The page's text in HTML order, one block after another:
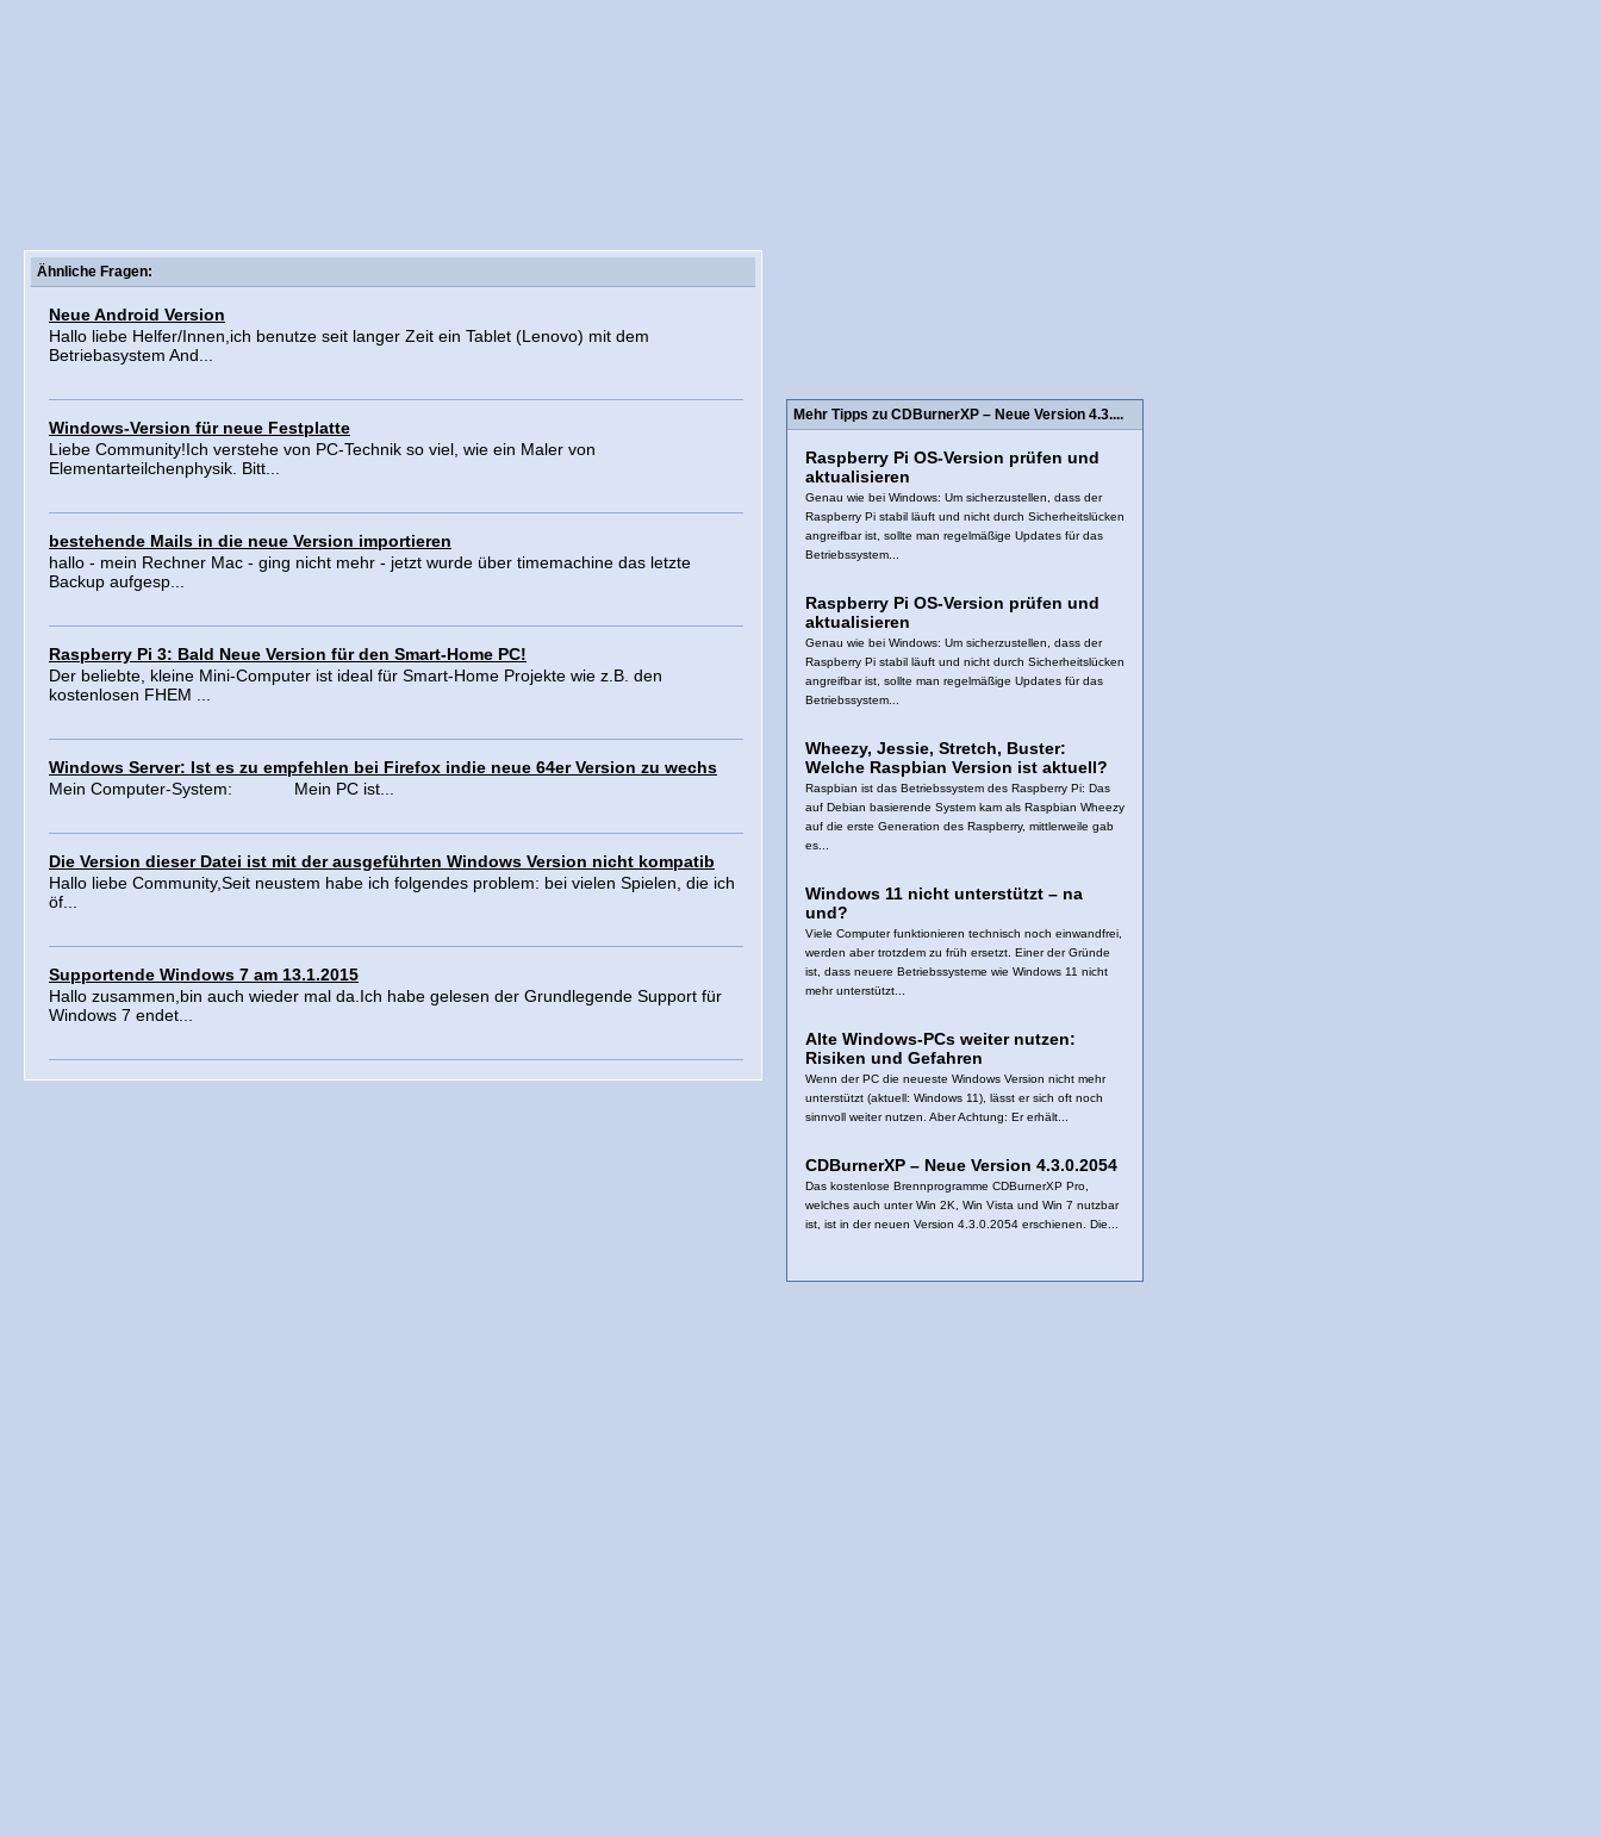
Ähnliche Fragen:
Neue Android Version
Hallo liebe Helfer/Innen,ich benutze seit langer Zeit ein Tablet (Lenovo) mit dem
Betriebasystem And...
Windows-Version für neue Festplatte
Liebe Community!Ich verstehe von PC-Technik so viel, wie ein Maler von
Elementarteilchenphysik. Bitt...
bestehende Mails in die neue Version importieren
hallo - mein Rechner Mac - ging nicht mehr - jetzt wurde über timemachine das letzte
Backup aufgesp...
Raspberry Pi 3: Bald Neue Version für den Smart-Home PC!
Der beliebte, kleine Mini-Computer ist ideal für Smart-Home Projekte wie z.B. den
kostenlosen FHEM ...
Windows Server: Ist es zu empfehlen bei Firefox indie neue 64er Version zu wechs
Mein Computer-System: Mein PC ist...
Die Version dieser Datei ist mit der ausgeführten Windows Version nicht kompatib
Hallo liebe Community,Seit neustem habe ich folgendes problem: bei vielen Spielen, die ich
öf...
Supportende Windows 7 am 13.1.2015
Hallo zusammen,bin auch wieder mal da.Ich habe gelesen der Grundlegende Support für
Windows 7 endet...
Mehr Tipps zu CDBurnerXP – Neue Version 4.3....
Raspberry Pi OS-Version prüfen und
aktualisieren
Genau wie bei Windows: Um sicherzustellen, dass der
Raspberry Pi stabil läuft und nicht durch Sicherheitslücken
angreifbar ist, sollte man regelmäßige Updates für das
Betriebssystem...
Raspberry Pi OS-Version prüfen und
aktualisieren
Genau wie bei Windows: Um sicherzustellen, dass der
Raspberry Pi stabil läuft und nicht durch Sicherheitslücken
angreifbar ist, sollte man regelmäßige Updates für das
Betriebssystem...
Wheezy, Jessie, Stretch, Buster:
Welche Raspbian Version ist aktuell?
Raspbian ist das Betriebssystem des Raspberry Pi: Das
auf Debian basierende System kam als Raspbian Wheezy
auf die erste Generation des Raspberry, mittlerweile gab
es...
Windows 11 nicht unterstützt – na
und?
Viele Computer funktionieren technisch noch einwandfrei,
werden aber trotzdem zu früh ersetzt. Einer der Gründe
ist, dass neuere Betriebssysteme wie Windows 11 nicht
mehr unterstützt...
Alte Windows-PCs weiter nutzen:
Risiken und Gefahren
Wenn der PC die neueste Windows Version nicht mehr
unterstützt (aktuell: Windows 11), lässt er sich oft noch
sinnvoll weiter nutzen. Aber Achtung: Er erhält...
CDBurnerXP – Neue Version 4.3.0.2054
Das kostenlose Brennprogramme CDBurnerXP Pro,
welches auch unter Win 2K, Win Vista und Win 7 nutzbar
ist, ist in der neuen Version 4.3.0.2054 erschienen. Die...